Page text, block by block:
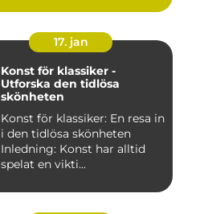
17. jan
Konst för klassiker -
Utforska den tidlösa
skönheten
Konst för klassiker: En resa in
i den tidlösa skönheten
Inledning: Konst har alltid
spelat en vikti...